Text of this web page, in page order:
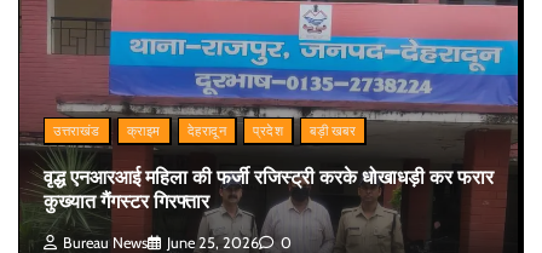
उत्तराखंड क्राइम देहरादून प्रदेश बड़ी खबर
वृद्ध एनआरआई महिला की फर्जी रजिस्ट्री करके धोखाधड़ी कर फरार
कुख्यात गैंगस्टर गिरफ्तार
Bureau News June 25, 2026 0